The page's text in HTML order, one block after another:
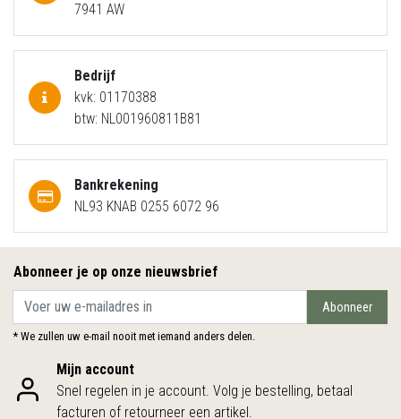
7941 AW
Bedrijf
kvk: 01170388
btw: NL001960811B81
Bankrekening
NL93 KNAB 0255 6072 96
Abonneer je op onze nieuwsbrief
Abonneer
* We zullen uw e-mail nooit met iemand anders delen.
Mijn account
Snel regelen in je account. Volg je bestelling, betaal
facturen of retourneer een artikel.